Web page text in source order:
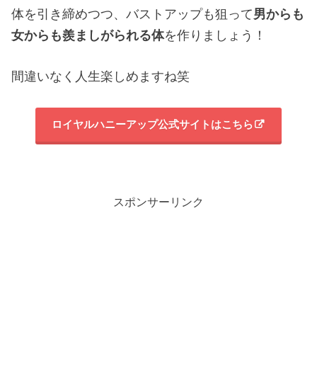
体を引き締めつつ、バストアップも狙って男からも
女からも羨ましがられる体を作りましょう！
間違いなく人生楽しめますね笑
ロイヤルハニーアップ公式サイトはこちら
スポンサーリンク